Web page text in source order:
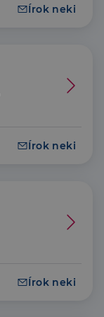
Írok neki
Írok neki
Írok neki